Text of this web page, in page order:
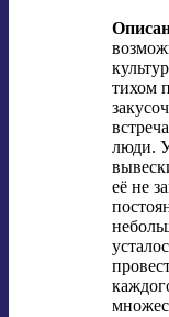
тихом
люди. У
её не